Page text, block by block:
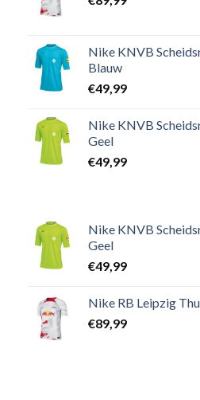
Nike KNVB
Blauw
€49,99
Nike KNVB
Geel
€49,99
Nike KNVB
Geel
€49,99
Nike RB Leipzig
€89,99